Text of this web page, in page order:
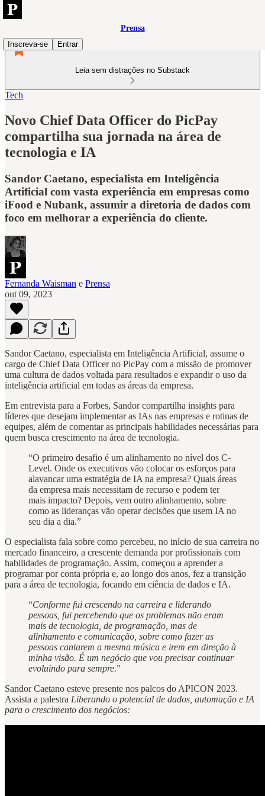
Prensa
Inscreva-se
Entrar
Leia sem distrações no Substack
Tech
Novo Chief Data Officer do PicPay
compartilha sua jornada na área de
tecnologia e IA
Sandor Caetano, especialista em Inteligência
Artificial com vasta experiência em empresas como
iFood e Nubank, assumir a diretoria de dados com
foco em melhorar a experiência do cliente.
Fernanda Waisman e Prensa
out 09, 2023
Sandor Caetano, especialista em Inteligência Artificial, assume o
cargo de Chief Data Officer no PicPay com a missão de promover
uma cultura de dados voltada para resultados e expandir o uso da
inteligência artificial em todas as áreas da empresa.
Em entrevista para a Forbes, Sandor compartilha insights para
líderes que desejam implementar as IAs nas empresas e rotinas de
equipes, além de comentar as principais habilidades necessárias para
quem busca crescimento na área de tecnologia.
“O primeiro desafio é um alinhamento no nível dos C-
Level. Onde os executivos vão colocar os esforços para
alavancar uma estratégia de IA na empresa? Quais áreas
da empresa mais necessitam de recurso e podem ter
mais impacto? Depois, vem outro alinhamento, sobre
como as lideranças vão operar decisões que usem IA no
seu dia a dia.”
O especialista fala sobre como percebeu, no início de sua carreira no
mercado financeiro, a crescente demanda por profissionais com
habilidades de programação. Assim, começou a aprender a
programar por conta própria e, ao longo dos anos, fez a transição
para a área de tecnologia, focando em ciência de dados e IA.
“Conforme fui crescendo na carreira e liderando
pessoas, fui percebendo que os problemas não eram
mais de tecnologia, de programação, mas de
alinhamento e comunicação, sobre como fazer as
pessoas cantarem a mesma música e irem em direção à
minha visão. É um negócio que vou precisar continuar
evoluindo para sempre.”
Sandor Caetano esteve presente nos palcos do APICON 2023.
Assista a palestra Liberando o potencial de dados, automação e IA
para o crescimento dos negócios: